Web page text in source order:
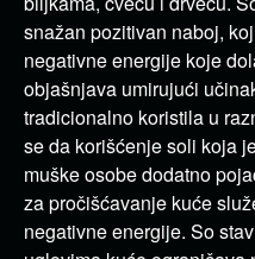
snažan pozitivan naboj,
negativne energije koje
objašnjava umirujući
tradicionalno koristila u
se da korišćenje soli koja
muške osobe dodatno
za pročišćavanje kuće
negativne energije. So